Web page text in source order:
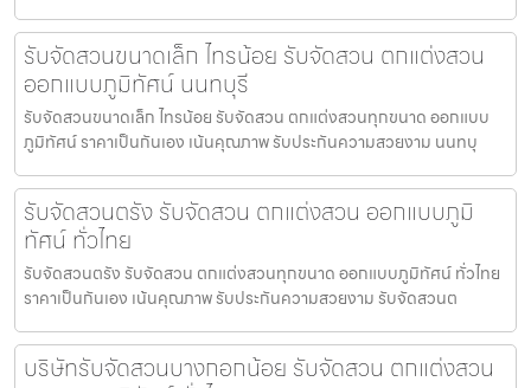
รับจัดสวนขนาดเล็ก ไทรน้อย รับจัดสวน ตกแต่งสวน
ออกแบบภูมิทัศน์ นนทบุรี
รับจัดสวนขนาดเล็ก ไทรน้อย รับจัดสวน ตกแต่งสวนทุกขนาด ออกแบบ
ภูมิทัศน์ ราคาเป็นกันเอง เน้นคุณภาพ รับประกันความสวยงาม นนทบุ
รับจัดสวนตรัง รับจัดสวน ตกแต่งสวน ออกแบบภูมิ
ทัศน์ ทั่วไทย
รับจัดสวนตรัง รับจัดสวน ตกแต่งสวนทุกขนาด ออกแบบภูมิทัศน์ ทั่วไทย
ราคาเป็นกันเอง เน้นคุณภาพ รับประกันความสวยงาม รับจัดสวนต
บริษัทรับจัดสวนบางกอกน้อย รับจัดสวน ตกแต่งสวน